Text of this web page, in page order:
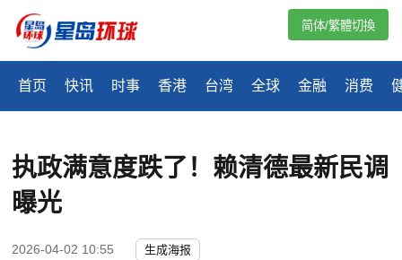
首页 快讯 时事 香港 台湾 全球 金融 消费
简体/繁體切換
执政满意度跌了！赖清德最新民调
曝光
2026-04-02 10:55 生成海报